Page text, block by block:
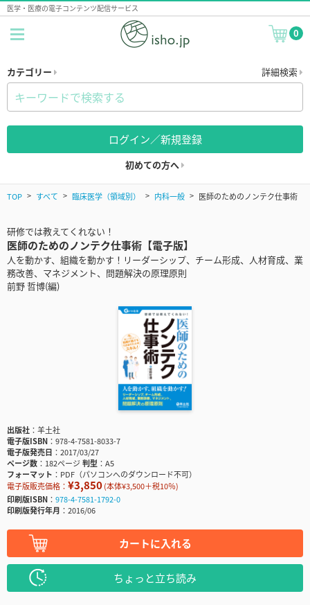
医学・医療の電子コンテンツ配信サービス
0
カテゴリー 詳細検索
ログイン／新規登録
初めての方へ
TOP すべて 臨床医学（領域別） 内科一般 医師のためのノンテク仕事術
研修では教えてくれない！
医師のためのノンテク仕事術【電子版】
人を動かす、組織を動かす！リーダーシップ、チーム形成、人材育成、業
務改善、マネジメント、問題解決の原理原則
前野 哲博(編)
出版社
羊土社
電子版ISBN
978-4-7581-8033-7
電子版発売日
2017/03/27
ページ数
182ページ判型
A5
フォーマット
PDF（パソコンへのダウンロード不可）
電子版販売価格： ¥3,850(本体¥3,500＋税10％)
印刷版ISBN
978-4-7581-1792-0
印刷版発行年月
2016/06
カートに入れる
ちょっと立ち読み